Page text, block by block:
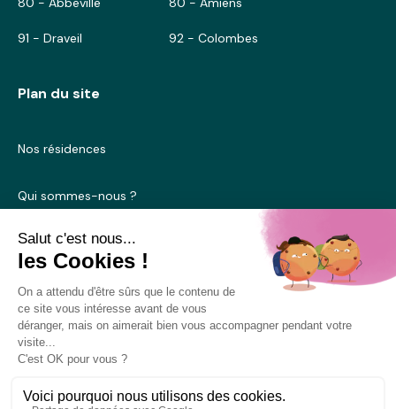
91 - Draveil 92 - Colombes
Plan du site
Nos résidences
Qui sommes-nous ?
Blog
Nous contacter
Conditions générales d’utilisation